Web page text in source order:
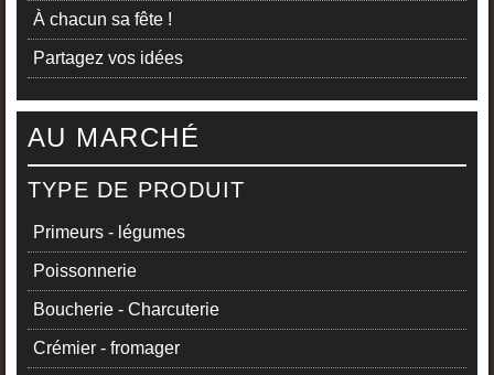
À chacun sa fête !
Partagez vos idées
AU MARCHÉ
TYPE DE PRODUIT
Primeurs - légumes
Poissonnerie
Boucherie - Charcuterie
Crémier - fromager